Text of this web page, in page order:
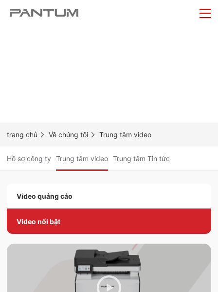
trang chủ Về chúng tôi Trung tâm video
Hồ sơ công ty Trung tâm video Trung tâm Tin tức
Video quảng cáo
Video nổi bật